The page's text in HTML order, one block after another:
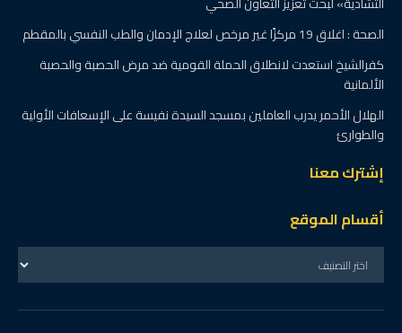
الصحة : اغلاق 19 مركزًا غير مرخص لعلاج الإدمان والطب النفسي بالمقطم
كفرالشيخ استعدت لانطلاق الحملة القومية ضد مرض الحصبة والحصبة
الألمانية
الهلال الأحمر يدرب العاملين بمسجد السيدة نفيسة على الإسعافات الأولية
والطوارئ
إشترك معنا
أقسام الموقع